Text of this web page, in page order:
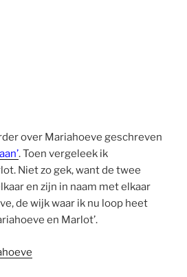
over Mariahoeve geschreven
. Toen vergeleek ik
Niet zo gek, want de twee
en zijn in naam met elkaar
de wijk waar ik nu loop heet
en Marlot’.